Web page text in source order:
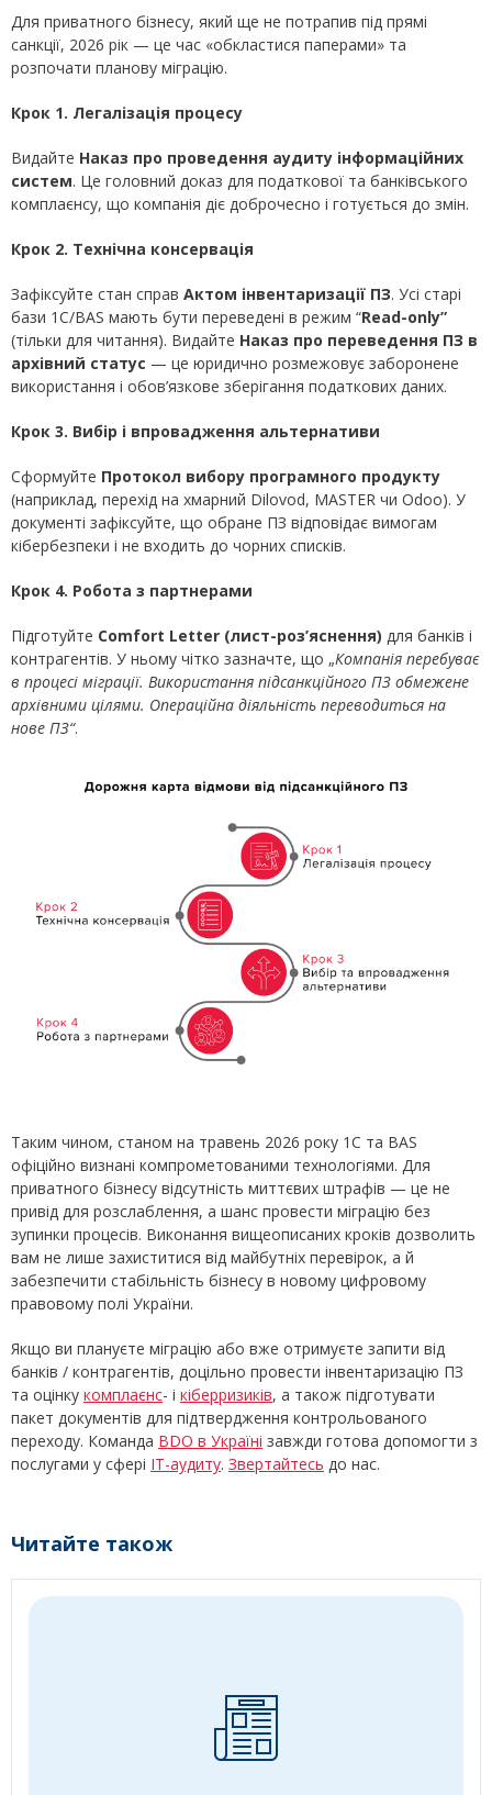
Для приватного бізнесу, який ще не потрапив під прямі
санкції, 2026 рік — це час «обкластися паперами» та
розпочати планову міграцію.
Крок 1. Легалізація процесу
Видайте Наказ про проведення аудиту інформаційних
систем. Це головний доказ для податкової та банківського
комплаєнсу, що компанія діє доброчесно і готується до змін.
Крок 2. Технічна консервація
Зафіксуйте стан справ Актом інвентаризації ПЗ. Усі старі
бази 1С/BAS мають бути переведені в режим “Read-only”
(тільки для читання). Видайте Наказ про переведення ПЗ в
архівний статус — це юридично розмежовує заборонене
використання і обов’язкове зберігання податкових даних.
Крок 3. Вибір і впровадження альтернативи
Сформуйте Протокол вибору програмного продукту
(наприклад, перехід на хмарний Dilovod, MASTER чи Odoo). У
документі зафіксуйте, що обране ПЗ відповідає вимогам
кібербезпеки і не входить до чорних списків.
Крок 4. Робота з партнерами
Підготуйте Comfort Letter (лист-роз’яснення) для банків і
контрагентів. У ньому чітко зазначте, що „Компанія перебуває
в процесі міграції. Використання підсанкційного ПЗ обмежене
архівними цілями. Операційна діяльність переводиться на
нове ПЗ“.
Таким чином, станом на травень 2026 року 1С та BAS
офіційно визнані компрометованими технологіями. Для
приватного бізнесу відсутність миттєвих штрафів — це не
привід для розслаблення, а шанс провести міграцію без
зупинки процесів. Виконання вищеописаних кроків дозволить
вам не лише захиститися від майбутніх перевірок, а й
забезпечити стабільність бізнесу в новому цифровому
правовому полі України.
Якщо ви плануєте міграцію або вже отримуєте запити від
банків / контрагентів, доцільно провести інвентаризацію ПЗ
та оцінку комплаєнс- і кіберризиків, а також підготувати
пакет документів для підтвердження контрольованого
переходу. Команда BDO в Україні завжди готова допомогти з
послугами у сфері ІТ-аудиту. Звертайтесь до нас.
Читайте також